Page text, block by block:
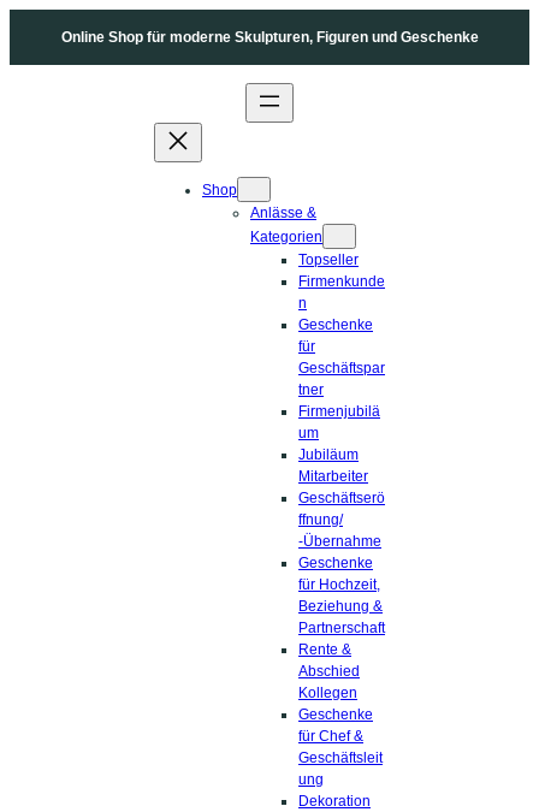
springen
Online Shop für moderne Skulpturen, Figuren und Geschenke
Shop
Anlässe &
Kategorien
Topseller
Firmenkunde
n
Geschenke
für
Geschäftspar
tner
Firmenjubilä
um
Jubiläum
Mitarbeiter
Geschäftserö
ffnung/
-Übernahme
Geschenke
für Hochzeit,
Beziehung &
Partnerschaft
Rente &
Abschied
Kollegen
Geschenke
für Chef &
Geschäftsleit
ung
Dekoration